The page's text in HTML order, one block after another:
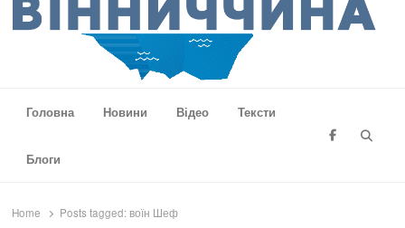
Головна
Новини Відео Тексти
Блоги
Home Posts tagged: воїн Шеф